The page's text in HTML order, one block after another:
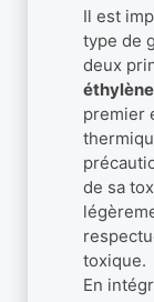
Il est
type de
deux
éthylène
premier
de sa
toxique.
En